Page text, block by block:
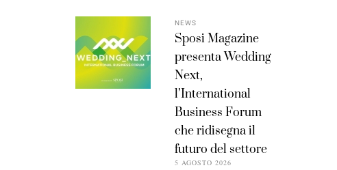
NEWS
Sposi Magazine
presenta Wedding
Next,
l’International
Business Forum
che ridisegna il
futuro del settore
5 AGOSTO 2026